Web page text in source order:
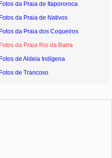
Fotos da Praia de Itapororoca
Fotos da Praia de Nativos
Fotos da Praia dos Coqueiros
Fotos da Praia Rio da Barra
Fotos de Aldeia Indígena
Fotos de Trancoso